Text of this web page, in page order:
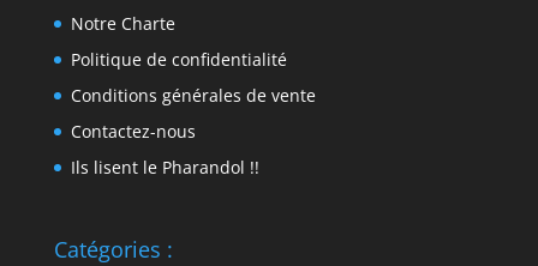
Notre Charte
Politique de confidentialité
Conditions générales de vente
Contactez-nous
Ils lisent le Pharandol !!
Catégories :